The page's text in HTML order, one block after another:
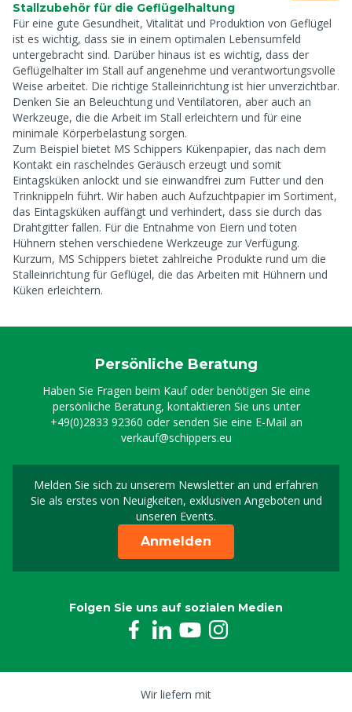
Stallzubehör für die Geflügelhaltung
Für eine gute Gesundheit, Vitalität und Produktion von Geflügel
ist es wichtig, dass sie in einem optimalen Lebensumfeld
untergebracht sind. Darüber hinaus ist es wichtig, dass der
Geflügelhalter im Stall auf angenehme und verantwortungsvolle
Weise arbeitet. Die richtige Stalleinrichtung ist hier unverzichtbar.
Denken Sie an Beleuchtung und Ventilatoren, aber auch an
Werkzeuge, die die Arbeit im Stall erleichtern und für eine
minimale Körperbelastung sorgen.
Zum Beispiel bietet MS Schippers Kükenpapier, das nach dem
Kontakt ein raschelndes Geräusch erzeugt und somit
Eintagsküken anlockt und sie einwandfrei zum Futter und den
Trinknippeln führt. Wir haben auch Aufzuchtpapier im Sortiment,
das Eintagsküken auffängt und verhindert, dass sie durch das
Drahtgitter fallen. Für die Entnahme von Eiern und toten
Hühnern stehen verschiedene Werkzeuge zur Verfügung.
Kurzum, MS Schippers bietet zahlreiche Produkte rund um die
Stalleinrichtung für Geflügel, die das Arbeiten mit Hühnern und
Küken erleichtern.
Persönliche Beratung
Haben Sie Fragen beim Kauf oder benötigen Sie eine
persönliche Beratung, kontaktieren Sie uns unter
+49(0)2833 92360 oder senden Sie eine E-Mail an
verkauf@schippers.eu
Melden Sie sich zu unserem Newsletter an und erfahren
Sie als erstes von Neuigkeiten, exklusiven Angeboten und
unseren Events.
Melden Sie sich für
Anmelden
Folgen Sie uns auf sozialen Medien
Wir liefern mit